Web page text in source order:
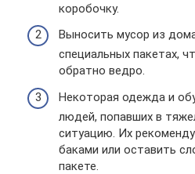
коробочку.
Выносить мусор из
специальных пакетах,
обратно ведро.
Некоторая одежда и
людей, попавших в
ситуацию. Их
баками или оставить
пакете.